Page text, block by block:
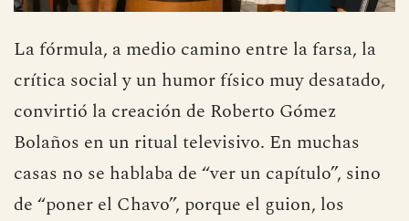
La fórmula, a medio camino entre la farsa, la
crítica social y un humor físico muy desatado,
convirtió la creación de Roberto Gómez
Bolaños en un ritual televisivo. En muchas
casas no se hablaba de “ver un capítulo”, sino
de “poner el Chavo”, porque el guion, los